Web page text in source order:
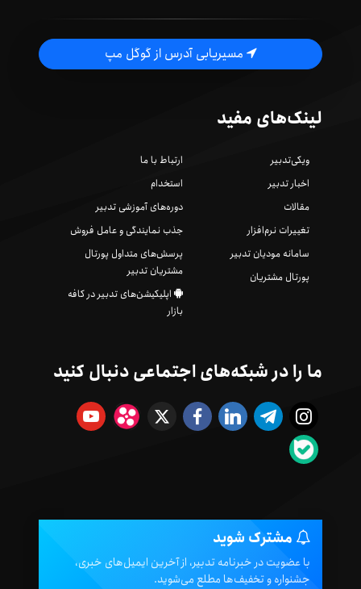
مسیریابی آدرس از گوگل مپ
لینک‌های مفید
ویکی‌تدبیر
اخبار تدبیر
مقالات
تغییرات نرم‌افزار
سامانه مودیان تدبیر
پورتال مشتریان
ارتباط با ما
استخدام
دوره‌های آموزشی تدبیر
جذب نمایندگی و عامل فروش
پرسش‌های متداول پورتال
مشتریان تدبیر
اپلیکیشن‌های تدبیر در کافه
بازار
ما را در شبکه‌های اجتماعی دنبال کنید
مشترک شوید
با عضویت در خبرنامه تدبیر، از آخرین ایمیل‌های خبری،
جشنواره و تخفیف‌ها مطلع می‌شوید.